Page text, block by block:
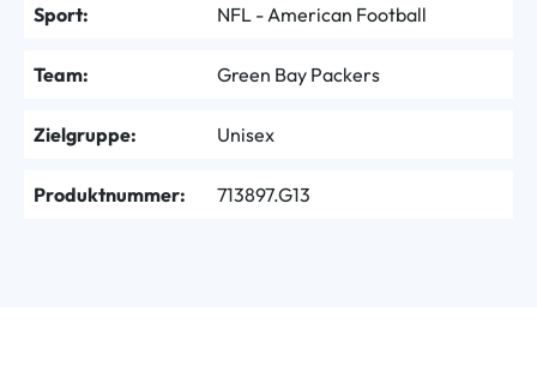
Sport: NFL - American Football
Team: Green Bay Packers
Zielgruppe: Unisex
Produktnummer: 713897.G13